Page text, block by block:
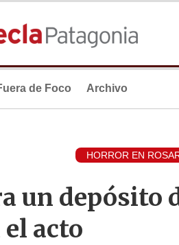
de Foco Archivo
HORROR EN
un depósito
acto